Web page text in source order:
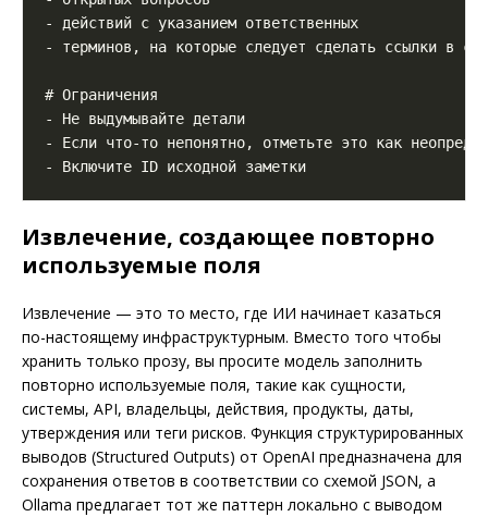
Извлечение, создающее повторно
используемые поля
Извлечение — это то место, где ИИ начинает казаться
по-настоящему инфраструктурным. Вместо того чтобы
хранить только прозу, вы просите модель заполнить
повторно используемые поля, такие как сущности,
системы, API, владельцы, действия, продукты, даты,
утверждения или теги рисков. Функция структурированных
выводов (Structured Outputs) от OpenAI предназначена для
сохранения ответов в соответствии со схемой JSON, а
Ollama предлагает тот же паттерн локально с выводом